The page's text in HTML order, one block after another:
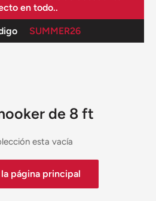
en todo..
SUMMER26
de 8 ft
esta vacía
página principal